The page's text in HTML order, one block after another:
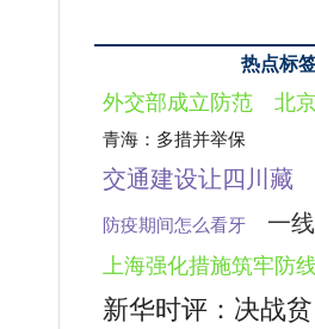
热点标
外交部成立防范 北
青海：多措并举保
交通建设让四川藏
防疫期间怎么看牙 一
上海强化措施筑牢防
新华时评：决战贫